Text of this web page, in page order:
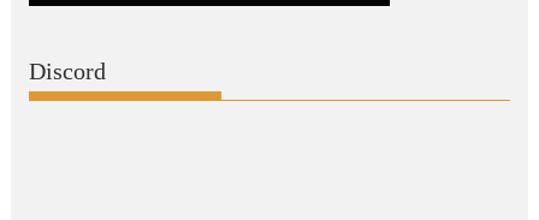
Discord